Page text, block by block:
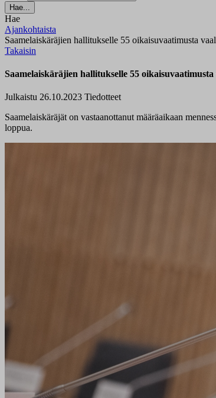
Hae...
Hae
Ajankohtaista
Saamelaiskäräjien hallitukselle 55 oikaisuvaatimusta
Takaisin
Saamelaiskäräjien hallitukselle 55 oikaisuvaatimusta
Julkaistu 26.10.2023 Tiedotteet
Saamelaiskäräjät on vastaanottanut määräaikaan
loppua.